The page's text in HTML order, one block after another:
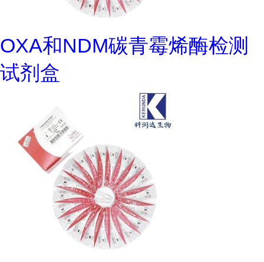
OXA和NDM碳青霉烯酶检测
试剂盒